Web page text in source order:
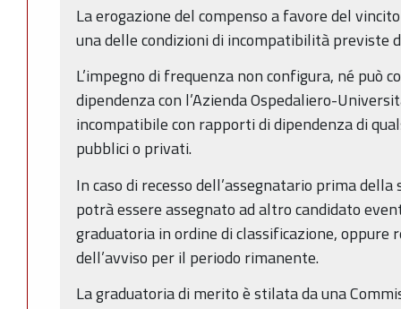
La erogazione del compenso a favore del
una delle condizioni di incompatibilità previste
L’impegno di frequenza non configura, né può
dipendenza con l’Azienda Ospedaliero-
incompatibile con rapporti di dipendenza di
pubblici o privati.
In caso di recesso dell’assegnatario prima
potrà essere assegnato ad altro candidato
graduatoria in ordine di classificazione,
dell’avviso per il periodo rimanente.
La graduatoria di merito è stilata da una